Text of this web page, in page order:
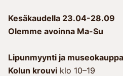
Kesäkaudella 23.04-28.09
Olemme avoinna Ma-Su
Lipunmyynti ja museokauppa
Kolun krouvi klo 10–19